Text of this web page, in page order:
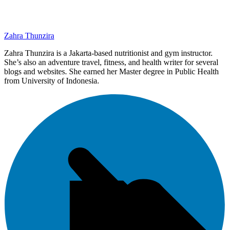
Zahra Thunzira
Zahra Thunzira is a Jakarta-based nutritionist and gym instructor.
She’s also an adventure travel, fitness, and health writer for several
blogs and websites. She earned her Master degree in Public Health
from University of Indonesia.